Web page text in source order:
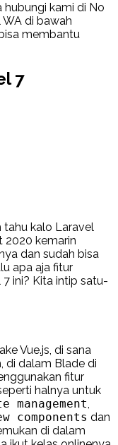
hubungi kami di No
di bawah
membantu
7
tahu kalo Laravel
2020 kemarin
dan sudah bisa
apa aja fitur
ini? Kita intip satu-
Vue.js, di sana
di dalam Blade di
fitur
halnya untuk
components dan
di dalam